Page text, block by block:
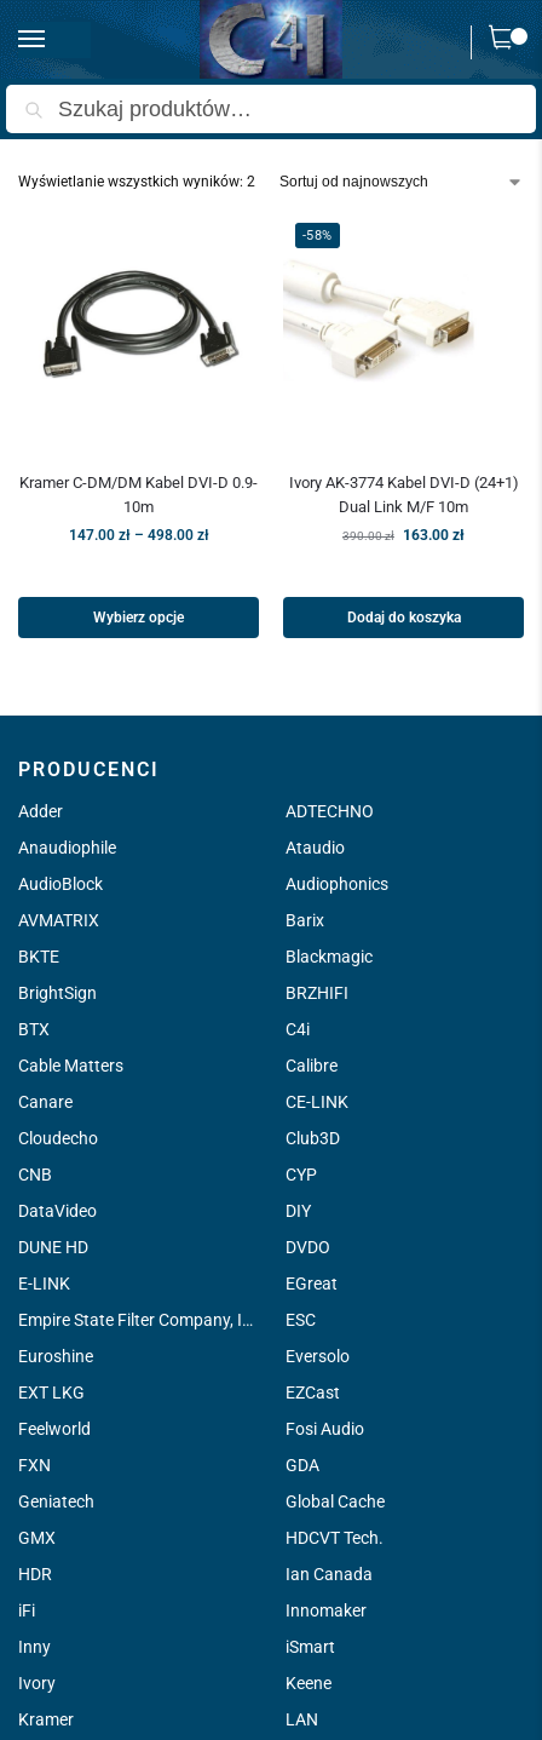
0
Strona główna Produkty oznaczone “kabel DVI 24+1 pinów”
Wyświetlanie wszystkich wyników: 2
Kramer C-DM/DM Kabel DVI-D 0.9-
10m
147.00 zł – 498.00 zł
Wybierz opcje
-58%
Ivory AK-3774 Kabel DVI-D (24+1)
Dual Link M/F 10m
390.00zł 163.00 zł
Dodaj do koszyka
PRODUCENCI
Adder
ADTECHNO
Anaudiophile
Ataudio
AudioBlock
Audiophonics
AVMATRIX
Barix
BKTE
Blackmagic
BrightSign
BRZHIFI
BTX
C4i
Cable Matters
Calibre
Canare
CE-LINK
Cloudecho
Club3D
CNB
CYP
DataVideo
DIY
DUNE HD
DVDO
E-LINK
EGreat
Empire State Filter Company, INC.
ESC
Euroshine
Eversolo
EXT LKG
EZCast
Feelworld
Fosi Audio
FXN
GDA
Geniatech
Global Cache
GMX
HDCVT Tech.
HDR
Ian Canada
iFi
Innomaker
Inny
iSmart
Ivory
Keene
Kramer
LAN